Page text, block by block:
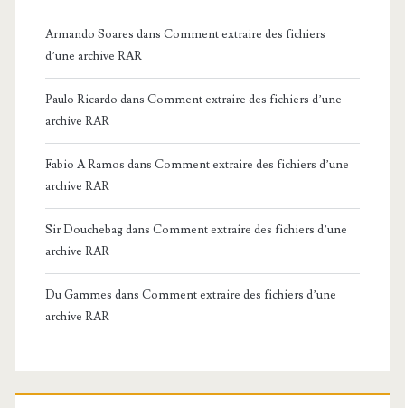
Armando Soares dans Comment extraire des fichiers
d’une archive RAR
Paulo Ricardo dans Comment extraire des fichiers d’une
archive RAR
Fabio A Ramos dans Comment extraire des fichiers d’une
archive RAR
Sir Douchebagdans Comment extraire des fichiers d’une
archive RAR
Du Gammes dans Comment extraire des fichiers d’une
archive RAR